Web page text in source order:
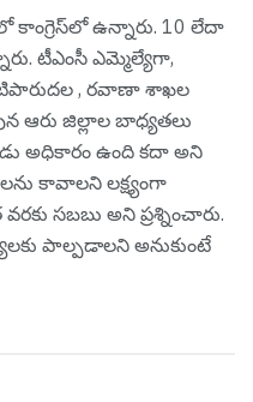
కాంగ్రెస్‌లో ఉన్నారు. 10 లేదా
టీఎంసీ ఎమ్మెల్యేగా,
, రవాణా శాఖల
ఆరు జిల్లాల బాధ్యతలు
అధికారం ఉంది క‌దా అని
కావాల‌ని ల‌క్ష్యంగా
స‌బ‌బు అని ప్ర‌శ్నించారు.
పాల్ప‌డాల‌ని అనుకుంటే